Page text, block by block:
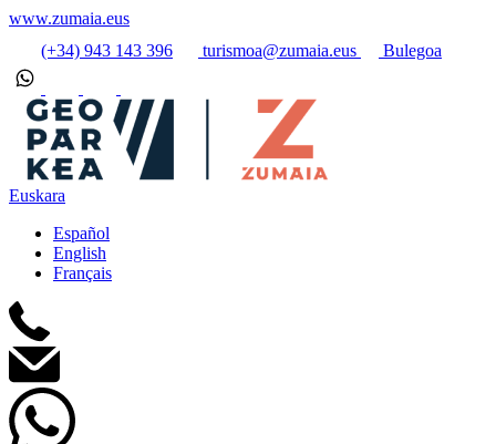
www.zumaia.eus
(+34) 943 143 396
turismoa@zumaia.eus Bulegoa
Euskara
Español
English
Français